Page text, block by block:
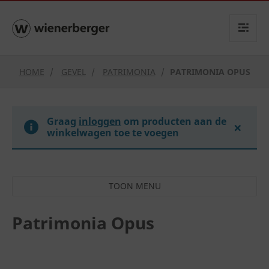
text.skipToContent
text.skipToNavigation
HOME GEVEL PATRIMONIA PATRIMONIA OPUS
Graag inloggen om producten aan de
winkelwagen toe te voegen
×
Patrimonia Opus